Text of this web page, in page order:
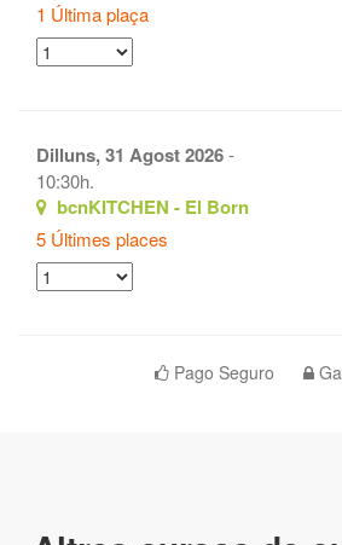
1 Última plaça
Dilluns, 31 Agost 2026-
10:30h.
bcnKITCHEN - El Born
5 Últimes places
Pago Seguro